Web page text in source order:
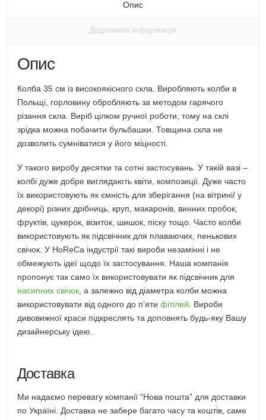
Опис
Додаткова інформація
Опис
Колба 35 см із високоякісного скла. Виробляють колби в
Польщі, горловину обробляють за методом гарячого
різання скла. Виріб цілком ручної роботи, тому на склі
зрідка можна побачити бульбашки. Товщина скла не
дозволить сумніватися у його міцності.
У такого виробу десятки та сотні застосувань. У такій вазі –
колбі дуже добре виглядають квіти, композиції. Дуже часто
їх використовують як ємність для зберігання (на вітрині/ у
декорі) різних дрібниць, круп, макаронів, винних пробок,
фруктів, цукерок, візиток, шишок, піску тощо. Часто колби
використовують як підсвічник для плаваючих, пенькових
свічок. У HoReCa індустрії такі вироби незамінні і не
обмежують ідеї щодо їх застосування. Наша компанія
пропонує так само їх використовувати як підсвічник для
насипних свічок , а залежно від діаметра колби можна
використовувати від одного до п’ятифітілей . Вироби
дивовижної краси підкреслять та доповнять будь-яку Вашу
дизайнерську ідею.
Доставка
Ми надаємо перевагу компанії “Нова пошта” для доставки
по Україні. Доставка не забере багато часу та коштів, саме